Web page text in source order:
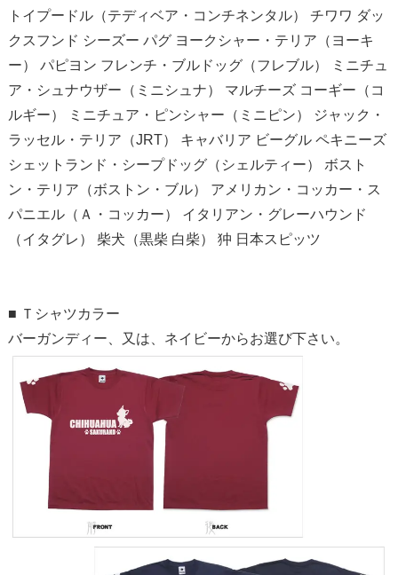
トイプードル（テディベア・コンチネンタル） チワワ ダッ
クスフンド シーズー パグ ヨークシャー・テリア（ヨーキ
ー） パピヨン フレンチ・ブルドッグ（フレブル） ミニチュ
ア・シュナウザー（ミニシュナ） マルチーズ コーギー（コ
ルギー） ミニチュア・ピンシャー（ミニピン） ジャック・
ラッセル・テリア（JRT） キャバリア ビーグル ペキニーズ
シェットランド・シープドッグ（シェルティー） ボスト
ン・テリア（ボストン・ブル） アメリカン・コッカー・ス
パニエル（Ａ・コッカー） イタリアン・グレーハウンド
（イタグレ） 柴犬（黒柴 白柴） 狆 日本スピッツ
■ Ｔシャツカラー
バーガンディー、又は、ネイビーからお選び下さい。